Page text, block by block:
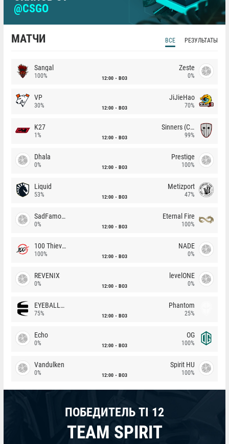
@CSGO
МАТЧИ ВСЕ РЕЗУЛЬТАТЫ
Sangal
100% 12:00 BO3
Zeste
0%
VP
30% 12:00 BO3
JiJieHao
70%
K27
1% 12:00 BO3
Sinners (CZ)
99%
Dhala
0% 12:00 BO3
Prestige
100%
Liquid
53% 12:00 BO3
Metizport
47%
SadFamous
0% 12:00 BO3
Eternal Fire
100%
100 Thieves
100% 12:00 BO3
NADE
0%
REVENIX
0% 12:00 BO3
levelONE
0%
EYEBALLERS
75% 12:00 BO3
Phantom
25%
Echo
0% 12:00 BO3
OG
100%
Vandulken
0% 12:00 BO3
Spirit HU
100%
ПОБЕДИТЕЛЬ TI 12
TEAM SPIRIT